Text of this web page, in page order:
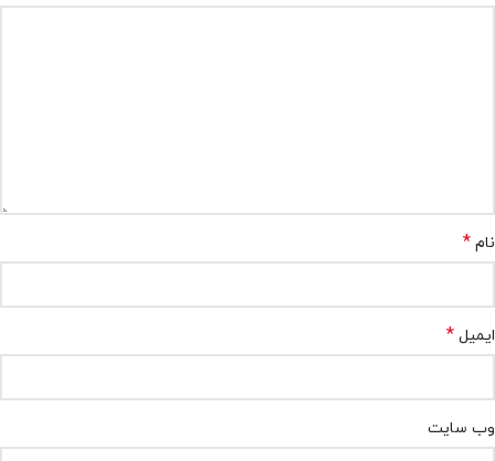
نام *
ایمیل *
وب‌ سایت